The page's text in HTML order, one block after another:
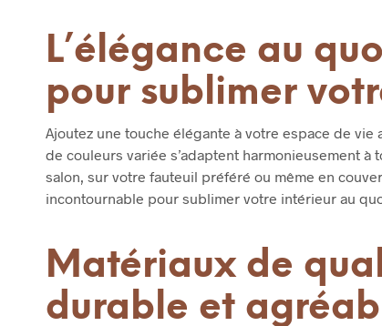
L’élégance au
pour sublimer
Ajoutez une touche élégante à votre espace de vie
de couleurs variée s’adaptent harmonieusement
salon, sur votre fauteuil préféré ou même en
incontournable pour sublimer votre intérieur au
Matériaux de
durable et